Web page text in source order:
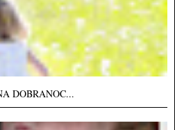
DOBRANOC...